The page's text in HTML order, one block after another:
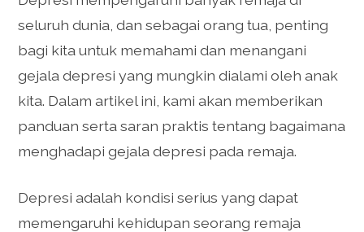
seluruh dunia, dan sebagai orang tua, penting
bagi kita untuk memahami dan menangani
gejala depresi yang mungkin dialami oleh anak
kita. Dalam artikel ini, kami akan memberikan
panduan serta saran praktis tentang bagaimana
menghadapi gejala depresi pada remaja.
Depresi adalah kondisi serius yang dapat
memengaruhi kehidupan seorang remaja